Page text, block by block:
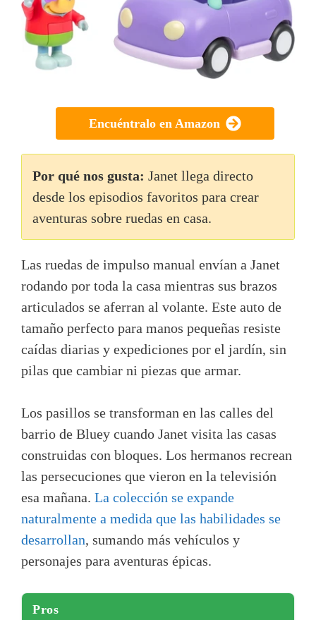
Encuéntralo en Amazon
Por qué nos gusta: Janet llega directo
desde los episodios favoritos para crear
aventuras sobre ruedas en casa.
Las ruedas de impulso manual envían a Janet
rodando por toda la casa mientras sus brazos
articulados se aferran al volante. Este auto de
tamaño perfecto para manos pequeñas resiste
caídas diarias y expediciones por el jardín, sin
pilas que cambiar ni piezas que armar.
Los pasillos se transforman en las calles del
barrio de Bluey cuando Janet visita las casas
construidas con bloques. Los hermanos recrean
las persecuciones que vieron en la televisión
esa mañana. La colección se expande
naturalmente a medida que las habilidades se
desarrollan, sumando más vehículos y
personajes para aventuras épicas.
Pros